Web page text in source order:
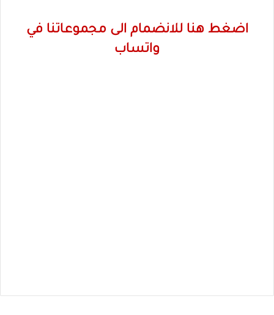
اضغط هنا للانضمام الى مجموعاتنا في
واتساب